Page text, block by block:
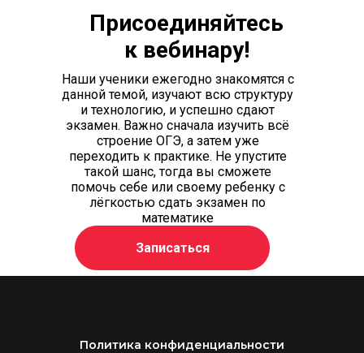
Присоединяйтесь
к вебинару!
Наши ученики ежегодно знакомятся с
данной темой, изучают всю структуру
и технологию, и успешно сдают
экзамен. Важно сначала изучить всё
строение ОГЭ, а затем уже
переходить к практике. Не упустите
такой шанс, тогда вы сможете
помочь себе или своему ребенку с
лёгкостью сдать экзамен по
математике
Записаться
Политика конфиденциальности